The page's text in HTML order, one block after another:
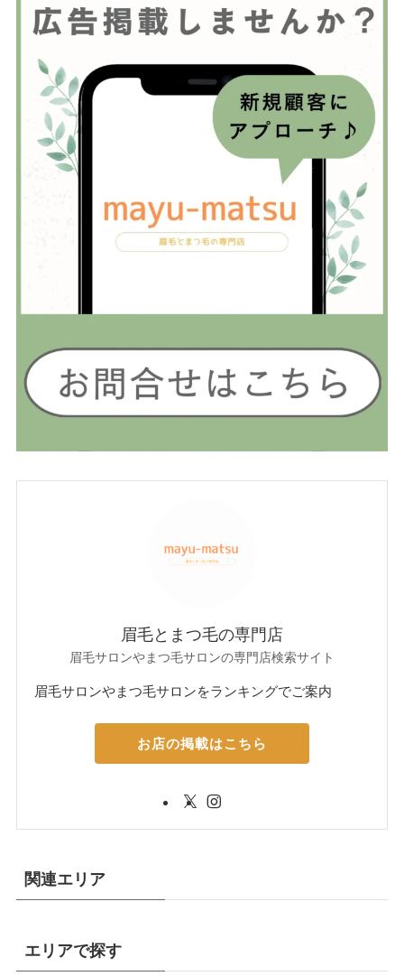
眉毛とまつ毛の専門店
眉毛サロンやまつ毛サロンの専門店検索サイト
眉毛サロンやまつ毛サロンをランキングでご案内
お店の掲載はこちら
関連エリア
エリアで探す